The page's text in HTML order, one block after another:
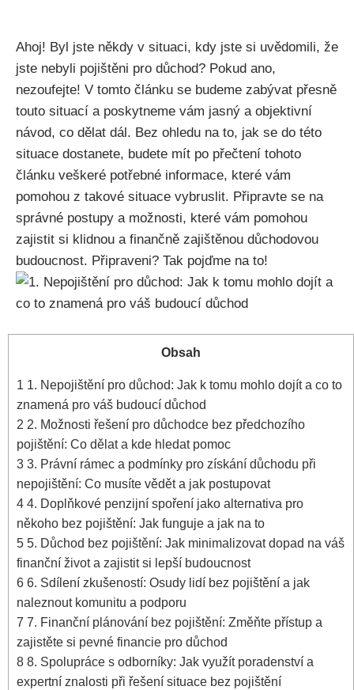
Ahoj! Byl jste někdy v situaci, kdy jste si uvědomili, že
jste nebyli pojištěni pro důchod? Pokud ano,
nezoufejte! V tomto článku se budeme zabývat přesně
touto situací a poskytneme vám jasný a objektivní
návod, co dělat dál. Bez ohledu na to, jak se do této
situace dostanete, budete mít po přečtení tohoto
článku veškeré potřebné informace, které vám
pomohou z takové situace vybruslit. Připravte se na
správné postupy a možnosti, které vám pomohou
zajistit si klidnou a finančně zajištěnou důchodovou
budoucnost. Připraveni? Tak pojďme na to!
Obsah
1 1. Nepojištění pro důchod: Jak k tomu mohlo dojít a co to
znamená pro váš budoucí důchod
2 2. Možnosti řešení pro důchodce bez předchozího
pojištění: Co dělat a kde hledat pomoc
3 3. Právní rámec a podmínky pro získání důchodu při
nepojištění: Co musíte vědět a jak postupovat
4 4. Doplňkové penzijní spoření jako alternativa pro
někoho bez pojištění: Jak funguje a jak na to
5 5. Důchod bez pojištění: Jak minimalizovat dopad na váš
finanční život a zajistit si lepší budoucnost
6 6. Sdílení zkušeností: Osudy lidí bez pojištění a jak
naleznout komunitu a podporu
7 7. Finanční plánování bez pojištění: Změňte přístup a
zajistěte si pevné financie pro důchod
8 8. Spolupráce s odborníky: Jak využít poradenství a
expertní znalosti při řešení situace bez pojištění